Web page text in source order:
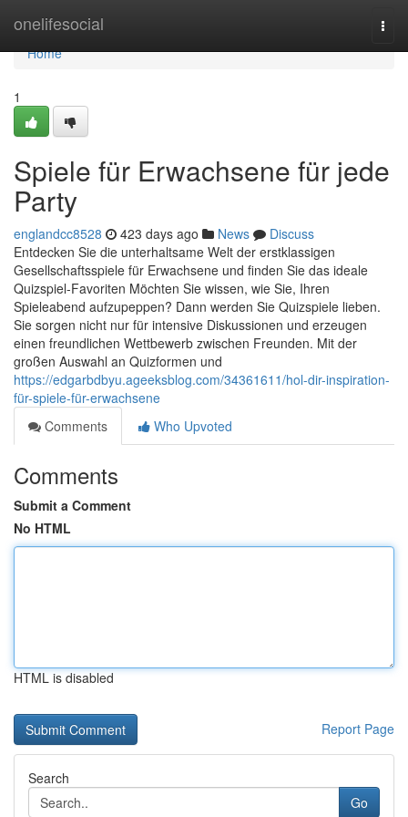
onelifesocial
Home
Home
1
Spiele für Erwachsene für jede
Party
englandcc8528 423 days ago News
Discuss
Entdecken Sie die unterhaltsame Welt der erstklassigen
Gesellschaftsspiele für Erwachsene und finden Sie das ideale
Quizspiel-Favoriten Möchten Sie wissen, wie Sie, Ihren
Spieleabend aufzupeppen? Dann werden Sie Quizspiele lieben.
Sie sorgen nicht nur für intensive Diskussionen und erzeugen
einen freundlichen Wettbewerb zwischen Freunden. Mit der
großen Auswahl an Quizformen und
https://edgarbdbyu.ageeksblog.com/34361611/hol-dir-inspiration-
für-spiele-für-erwachsene
Comments
Who Upvoted
Comments
Submit a Comment
No HTML
HTML is disabled
Report Page
Search
Go